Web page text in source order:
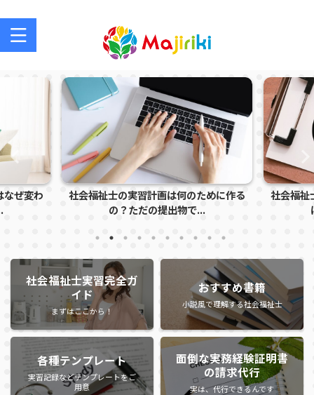
会福祉士の実習計画は何のために作る
の？ただの提出物で...
社会福祉士実習で怒られ
は？指導者に注
社会福祉士実習完全ガ
イド
まずはここから！
おすすめ書籍
小説風で理解する社会福祉士
各種テンプレート
実習記録などテンプレートをご
用意
面倒な実務経験証明書
の請求代行
実は、代行できるんです